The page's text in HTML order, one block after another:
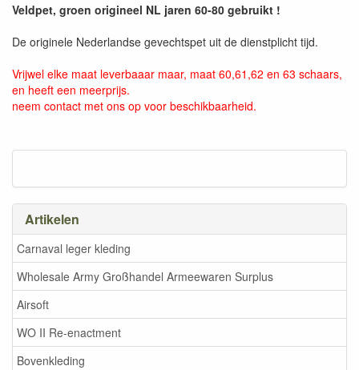
Artikelen
Carnaval leger kleding
Wholesale Army Großhandel Armeewaren Surplus
Airsoft
WO II Re-enactment
Bovenkleding
Veldpet, groen origineel NL jaren 60-80 gebruikt !
De originele Nederlandse gevechtspet uit de dienstplicht tijd.
Vrijwel elke maat leverbaaar maar, maat 60,61,62 en 63 schaars,
en heeft een meerprijs.
neem contact met ons op voor beschikbaarheid.